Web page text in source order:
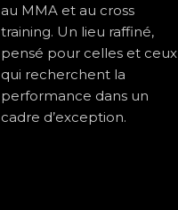
au MMA et au cross
training. Un lieu raffiné,
pensé pour celles et ceux
qui recherchent la
performance dans un
cadre d’exception.